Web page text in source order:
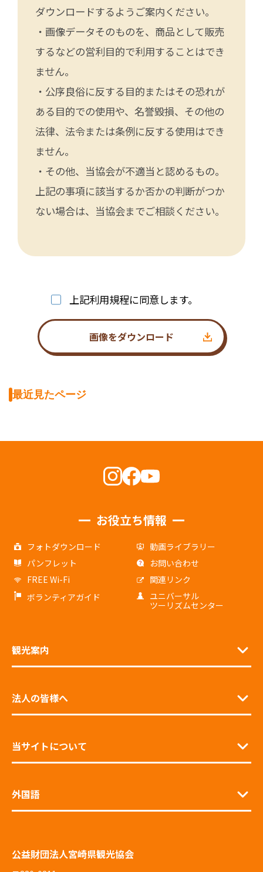
ダウンロードするようご案内ください。
・画像データそのものを、商品として販売
するなどの営利目的で利用することはでき
ません。
・公序良俗に反する目的またはその恐れが
ある目的での使用や、名誉毀損、その他の
法律、法令または条例に反する使用はでき
ません。
・その他、当協会が不適当と認めるもの。
上記の事項に該当するか否かの判断がつか
ない場合は、当協会までご相談ください。
上記利用規程に同意します。
画像をダウンロード
最近見たページ
お役立ち情報
フォトダウンロード
動画ライブラリー
パンフレット
お問い合わせ
FREE Wi-Fi
関連リンク
ボランティアガイド
ユニバーサル
ツーリズムセンター
観光案内
法人の皆様へ
当サイトについて
外国語
公益財団法人宮崎県観光協会